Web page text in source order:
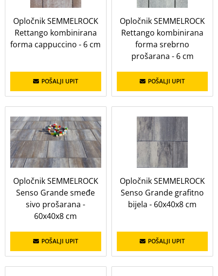
srebrno prošarana
svijetlo siva
žuto smeđa
Namjena
Prikaži sve
opločnik
Uređenje okoliša
Opločnik SEMMELROCK
Rettango kombinirana
forma cappuccino - 6 cm
POŠALJI UPIT
Opločnik SEMMELROCK
Rettango kombinirana
forma srebrno
prošarana - 6 cm
POŠALJI UPIT
Opločnik SEMMELROCK
Senso Grande smeđe
sivo prošarana -
60x40x8 cm
POŠALJI UPIT
Opločnik SEMMELROCK
Senso Grande grafitno
bijela - 60x40x8 cm
POŠALJI UPIT